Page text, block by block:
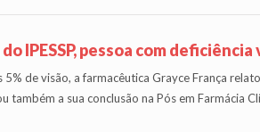
do IPESSP, pessoa com
5% de visão, a farmacêutica Grayce França
também a sua conclusão na Pós em Farmácia